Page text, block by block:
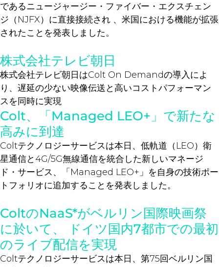
であるニュージャージー・ファイバー・エクスチェン
ジ（NJFX）に直接接続され 、米国における機能が拡張
されたことを発表しました。
株式会社テレビ朝日
株式会社テレビ朝日はColt On Demandの導入によ
り、遅延の少ない映像伝送と高いコストパフォーマン
スを同時に実現
Colt、「Managed LEO+」で新たな
高みに到達
Coltテクノロジーサービスは本日、低軌道（LEO）衛
星通信と4G/5G無線通信を統合した新しいマネージ
ド・サービス、「Managed LEO+」を自身の技術ポー
トフォリオに追加することを発表しました。
ColtのNaaS*がベルリン国際映画祭
に於いて、 ドイツ国内7都市での最初
のライブ配信を実現
Coltテクノロジーサービスは本日、第75回ベルリン国